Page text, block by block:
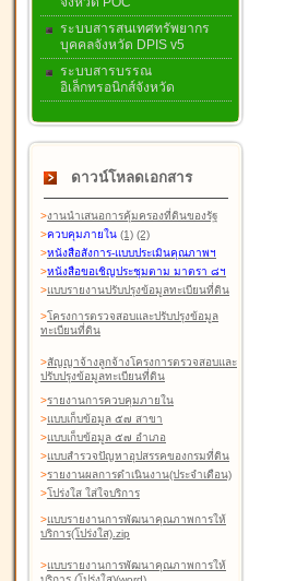
ระบบสารสนเทศทรัพยากร
บุคคลจังหวัด DPIS v5
ระบบสารบรรณ
อิเล็กทรอนิกส์จังหวัด
ดาวน์โหลดเอกสาร
>งานนำเสนอการคุ้มครองที่ดินของรัฐ
>ควบคุมภายใน (1) (2)
>หนังสือสังการ-แบบประเมินคุณภาพฯ
>หนังสือขอเชิญประชุมตาม มาตรา ๘ฯ
>แบบรายงานปรับปรุงข้อมูลทะเบียนที่ดิน
>โครงการตรวจสอบและปรับปรุงข้อมูล
ทะเบียนที่ดิน
>สัญญาจ้างลูกจ้างโครงการตรวจสอบและ
ปรับปรุงข้อมูลทะเบียนที่ดิน
>รายงานการควบคุมภายใน
>แบบเก็บข้อมูล ๕๗ สาขา
>แบบเก็บข้อมูล ๕๗ อำเภอ
>แบบสำรวจปัญหาอุปสรรคของกรมที่ดิน
>รายงานผลการดำเนินงาน(ประจำเดือน)
>โปร่งใส ใส่ใจบริการ
>แบบรายงานการพัฒนาคุณภาพการให้
บริการ(โปร่งใส).zip
>แบบรายงานการพัฒนาคุณภาพการให้